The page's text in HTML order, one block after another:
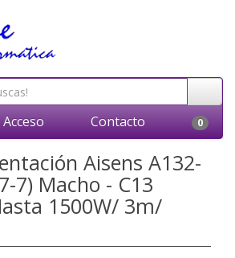
Acceso Contacto 0
Aisens A132-
7) Macho - C13
1500W/ 3m/